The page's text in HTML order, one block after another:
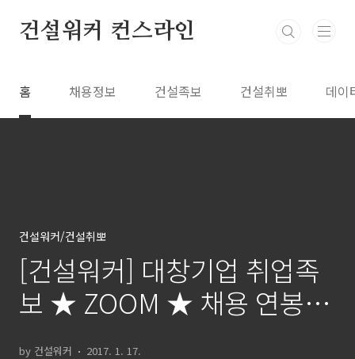
건설워커 컨스라인
홈 채용정보 건설족보 건설취뽀 데이
건설워커/건설취뽀
[건설워커] 대창기업 취업족
보 ★ ZOOM ★ 채용 연봉 면
by 건설워커 2017. 1. 17.